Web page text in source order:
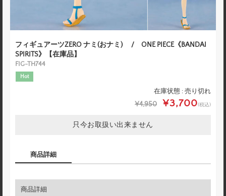
フィギュアーツZERO ナミ(おナミ) / ONE PIECE《BANDAI
SPIRITS》【在庫品】
FIG-TH744
Hot
在庫状態 : 売り切れ
¥4,950 ¥3,700(税込)
只今お取扱い出来ません
商品詳細
商品詳細